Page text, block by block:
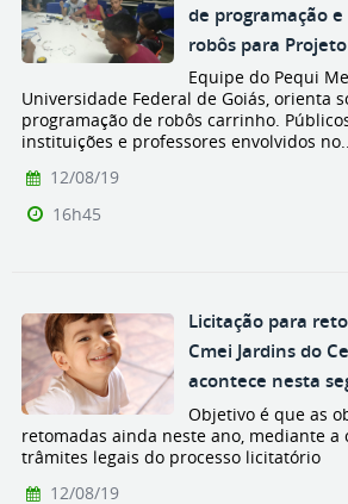
de programação
robôs para
Equipe do Pequi
Universidade Federal de Goiás, orienta
programação de robôs carrinho.
instituições e professores envolvidos
12/08/19
16h45
Licitação para
Cmei Jardins do
acontece nesta
Objetivo é que as
retomadas ainda neste ano, mediante a
trâmites legais do processo licitatório
12/08/19